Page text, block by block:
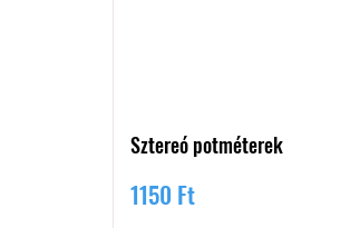
Sztereó potméterek
Ár
1150 Ft